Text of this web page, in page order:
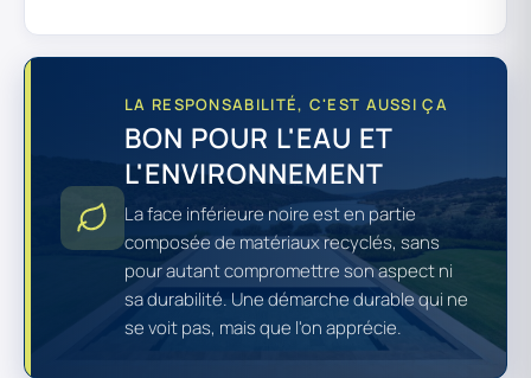
LA RESPONSABILITÉ, C'EST AUSSI ÇA
BON POUR L'EAU ET
L'ENVIRONNEMENT
La face inférieure noire est en partie
composée de matériaux recyclés, sans
pour autant compromettre son aspect ni
sa durabilité. Une démarche durable qui ne
se voit pas, mais que l'on apprécie.